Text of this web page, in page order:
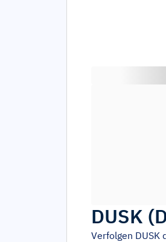
DUSK (
Verfolgen DUSK